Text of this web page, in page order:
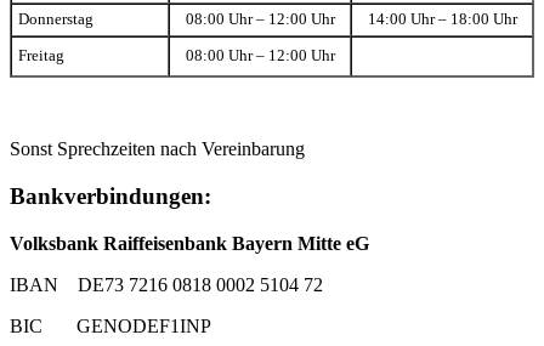
Donnerstag 08:00 Uhr – 12:00 Uhr 14:00 Uhr – 18:00 Uhr
Freitag 08:00 Uhr – 12:00 Uhr
Sonst Sprechzeiten nach Vereinbarung
Bankverbindungen:
Volksbank Raiffeisenbank Bayern Mitte eG
IBAN DE73 7216 0818 0002 5104 72
BIC GENODEF1INP